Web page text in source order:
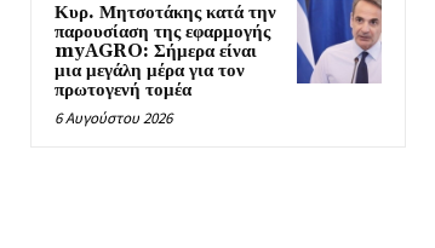
Κυρ. Μητσοτάκης κατά την
παρουσίαση της εφαρμογής
myAGRO: Σήμερα είναι
μια μεγάλη μέρα για τον
πρωτογενή τομέα
6 Αυγούστου 2026